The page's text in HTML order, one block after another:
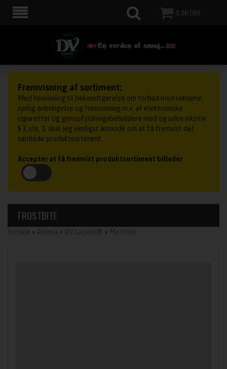
0,00 DKK
Fremvisning af sortiment:
Med henvisning til bekendtgørelse om forbud mod reklame,
synlig anbringelse og fremvisning m.v. af elektroniske
cigaretter og genopfyldningsbeholdere med og uden nikotin
§ 3, stk. 1, skal jeg venligst anmode om at få fremvist det
samlede produktsortiment.
Accepter at få fremvist produktsortiment billeder
FROSTBITE
Forside » Aroma » DV Liquids® » Menthol